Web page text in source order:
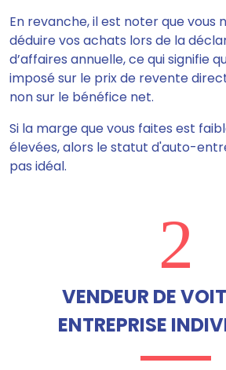
En revanche, il est noter que vous
déduire vos achats lors de la
d’affaires annuelle, ce qui signifie
imposé sur le prix de revente
non sur le bénéfice net.
Si la marge que vous faites est
élevées, alors le statut d'auto-
pas idéal.
2
VENDEUR DE
ENTREPRISE